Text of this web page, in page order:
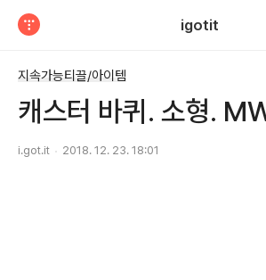
igotit
지속가능티끌/아이템
캐스터 바퀴. 소형.
i.got.it 2018. 12. 23. 18:01